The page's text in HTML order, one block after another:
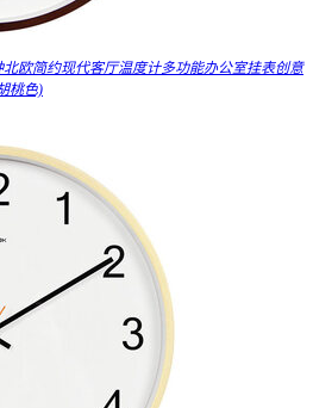
欧简约现代客厅温度计多功能办公室挂表创意
桃色)